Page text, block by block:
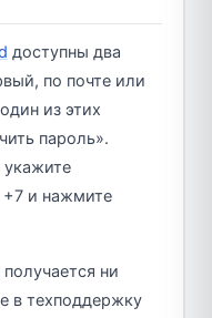
доступны два
по почте или
из этих
пароль».
и нажмите
ни
в техподдержку